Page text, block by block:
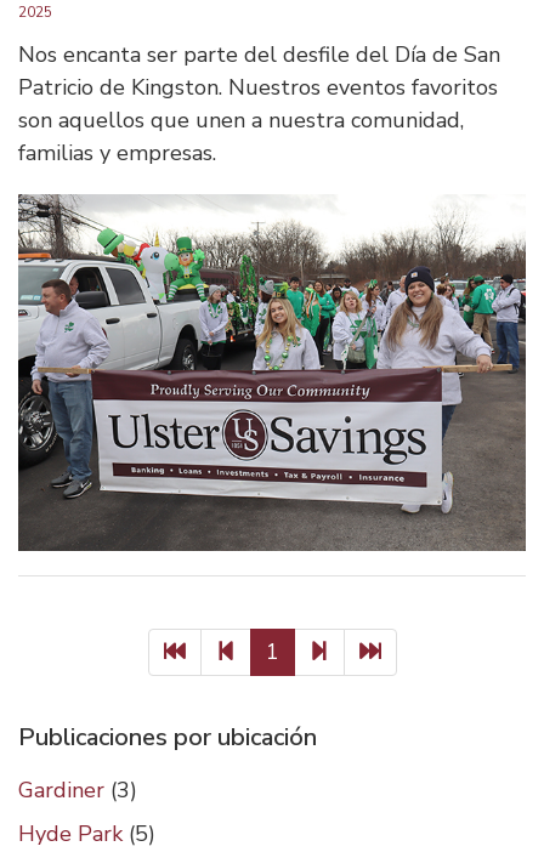
2025
Nos encanta ser parte del desfile del Día de San
Patricio de Kingston. Nuestros eventos favoritos
son aquellos que unen a nuestra comunidad,
familias y empresas.
Primera
página
Página
anterior
1
Página
siguiente
Última
página
Publicaciones por ubicación
(3)
Gardiner
(5)
Hyde Park